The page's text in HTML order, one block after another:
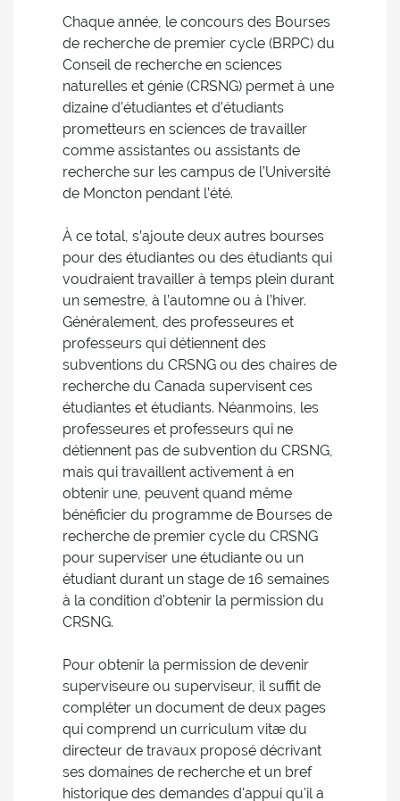
Chaque année, le concours des Bourses
de recherche de premier cycle (BRPC) du
Conseil de recherche en sciences
naturelles et génie (CRSNG) permet à une
dizaine d’étudiantes et d’étudiants
prometteurs en sciences de travailler
comme assistantes ou assistants de
recherche sur les campus de l’Université
de Moncton pendant l’été.
À ce total, s’ajoute deux autres bourses
pour des étudiantes ou des étudiants qui
voudraient travailler à temps plein durant
un semestre, à l’automne ou à l’hiver.
Généralement, des professeures et
professeurs qui détiennent des
subventions du CRSNG ou des chaires de
recherche du Canada supervisent ces
étudiantes et étudiants. Néanmoins, les
professeures et professeurs qui ne
détiennent pas de subvention du CRSNG,
mais qui travaillent activement à en
obtenir une, peuvent quand même
bénéficier du programme de Bourses de
recherche de premier cycle du CRSNG
pour superviser une étudiante ou un
étudiant durant un stage de 16 semaines
à la condition d’obtenir la permission du
CRSNG.
Pour obtenir la permission de devenir
superviseure ou superviseur, il suffit de
compléter un document de deux pages
qui comprend un curriculum vitæ du
directeur de travaux proposé décrivant
ses domaines de recherche et un bref
historique des demandes d'appui qu'il a